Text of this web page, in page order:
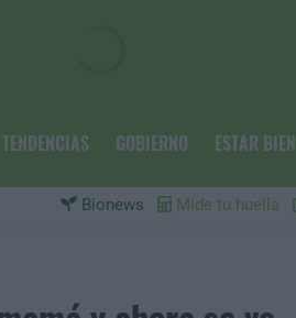
TENDENCIAS GOBIERNO ESTAR BIEN
Bionews Mide tu huella